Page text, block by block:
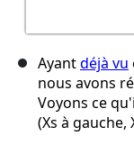
Ayantdéjà vu
nous avons
Voyons ce
(Xs à gauche,